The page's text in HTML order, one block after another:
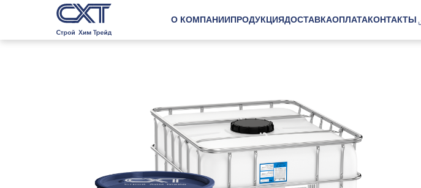
О КОМПАНИИПРОДУКЦИЯДОСТАВКАОПЛАТАКОНТАКТЫ